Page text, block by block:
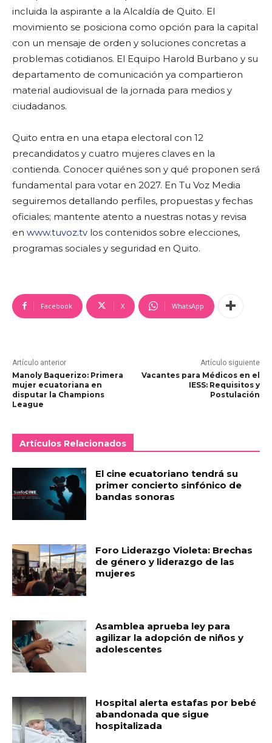
incluida la aspirante a la Alcaldía de Quito. El
movimiento se posiciona como opción para la capital
con un mensaje de orden y soluciones concretas a
problemas cotidianos. El Equipo Harold Burbano y su
departamento de comunicación ya compartieron
material audiovisual de la jornada para medios y
ciudadanos.
Quito entra en una etapa electoral con 12
precandidatos y cuatro mujeres claves en la
contienda. Conocer quiénes son y qué proponen será
fundamental para votar en 2027. En Tu Voz Media
seguiremos detallando perfiles, propuestas y fechas
oficiales; mantente atento a nuestras notas y revisa
en www.tuvoz.tv los contenidos sobre elecciones,
programas sociales y seguridad en Quito.
Facebook X WhatsApp
Artículo anterior
Manoly Baquerizo: Primera
mujer ecuatoriana en
disputar la Champions
League
Artículo siguiente
Vacantes para Médicos en el
IESS: Requisitos y
Postulación
Artículos Relacionados
El cine ecuatoriano tendrá su
primer concierto sinfónico de
bandas sonoras
Foro Liderazgo Violeta: Brechas
de género y liderazgo de las
mujeres
Asamblea aprueba ley para
agilizar la adopción de niños y
adolescentes
Hospital alerta estafas por bebé
abandonada que sigue
hospitalizada